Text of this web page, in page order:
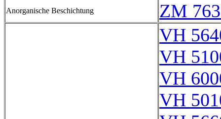
Anorganische Beschichtung ZM
VH
VH
VH
VH